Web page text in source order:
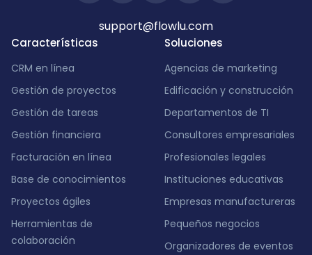
Características
CRM en línea
Gestión de proyectos
Gestión de tareas
Gestión financiera
Facturación en línea
Base de conocimientos
Proyectos ágiles
Herramientas de
colaboración
Soluciones
Agencias de marketing
Edificación y construcción
Departamentos de TI
Consultores empresariales
Profesionales legales
Instituciones educativas
Empresas manufactureras
Pequeños negocios
Organizadores de eventos
support@flowlu.com